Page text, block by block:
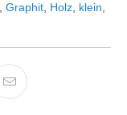
Graphit Holz klein